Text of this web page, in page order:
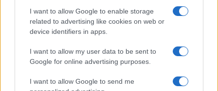
I want to allow Google to enable storage
related to advertising like cookies on web or
device identifiers in apps.
I want to allow my user data to be sent to
Google for online advertising purposes.
I want to allow Google to send me
E Trump disse “dazi”. Cosa fare, ora?
Le tariffe Ue al 39% e i dazi al 20%. Che calcoli
ha fatto Trump?
Meloni: “I dazi di Trump? Non è una catastrofe,
no alla guerra delle tariffe”